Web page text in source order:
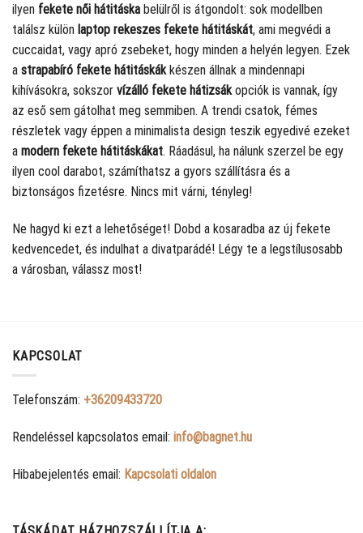
ilyen fekete női hátitáska belülről is átgondolt: sok modellben
találsz külön laptop rekeszes fekete hátitáskát, ami megvédi a
cuccaidat, vagy apró zsebeket, hogy minden a helyén legyen. Ezek
a strapabíró fekete hátitáskákkészen állnak a mindennapi
kihívásokra, sokszor vízálló fekete hátizsákopciók is vannak, így
az eső sem gátolhat meg semmiben. A trendi csatok, fémes
részletek vagy éppen a minimalista design teszik egyedivé ezeket
a modern fekete hátitáskákat. Ráadásul, ha nálunk szerzel be egy
ilyen cool darabot, számíthatsz a gyors szállításra és a
biztonságos fizetésre. Nincs mit várni, tényleg!
Ne hagyd ki ezt a lehetőséget! Dobd a kosaradba az új fekete
kedvencedet, és indulhat a divatparádé! Légy te a legstílusosabb
a városban, válassz most!
KAPCSOLAT
Telefonszám: +36209433720
Rendeléssel kapcsolatos email: info@bagnet.hu
Hibabejelentés email: Kapcsolati oldalon